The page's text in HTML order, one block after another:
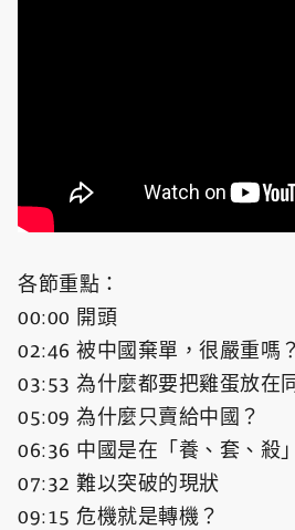
各節重點：
00:00​ 開頭
02:46​ 被中國棄單，很嚴重嗎？
03:53​ 為什麼都要把雞蛋放在
05:09​ 為什麼只賣給中國？
06:36​ 中國是在「養、套、殺
07:32​ 難以突破的現狀
09:15​ 危機就是轉機？